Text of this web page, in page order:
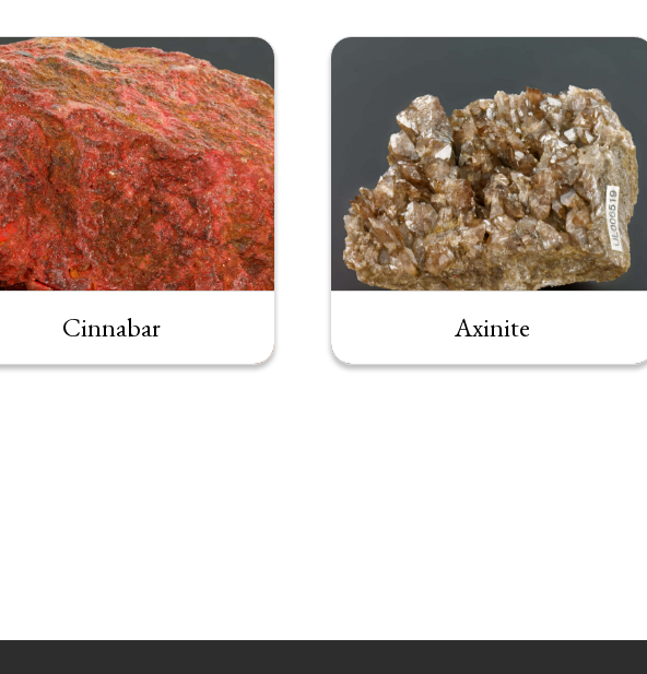
Cinnabar Axinite